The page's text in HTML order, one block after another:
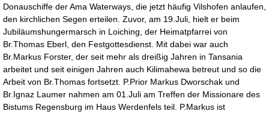
Donauschiffe der Ama Waterways, die jetzt häufig Vilshofen anlaufen,
den kirchlichen Segen erteilen. Zuvor, am 19.Juli, hielt er beim
Jubiläumshungermarsch in Loiching, der Heimatpfarrei von
Br.Thomas Eberl, den Festgottesdienst. Mit dabei war auch
Br.Markus Forster, der seit mehr als dreißig Jahren in Tansania
arbeitet und seit einigen Jahren auch Kilimahewa betreut und so die
Arbeit von Br.Thomas fortsetzt. P.Prior Markus Dworschak und
Br.Ignaz Laumer nahmen am 01.Juli am Treffen der Missionare des
Bistums Regensburg im Haus Werdenfels teil. P.Markus ist